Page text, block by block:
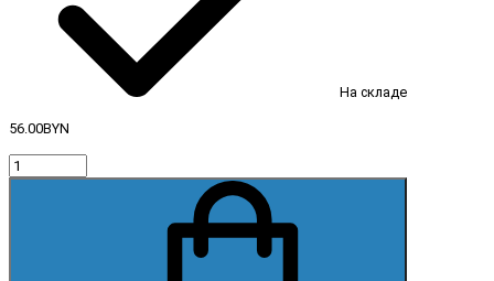
На складе
56.00BYN